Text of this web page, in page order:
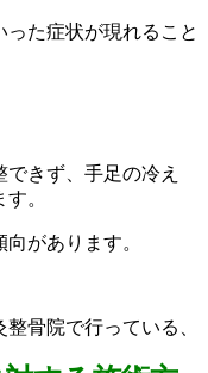
た症状が現れること
きず、手足の冷え
。
があります。
骨院で行っている、